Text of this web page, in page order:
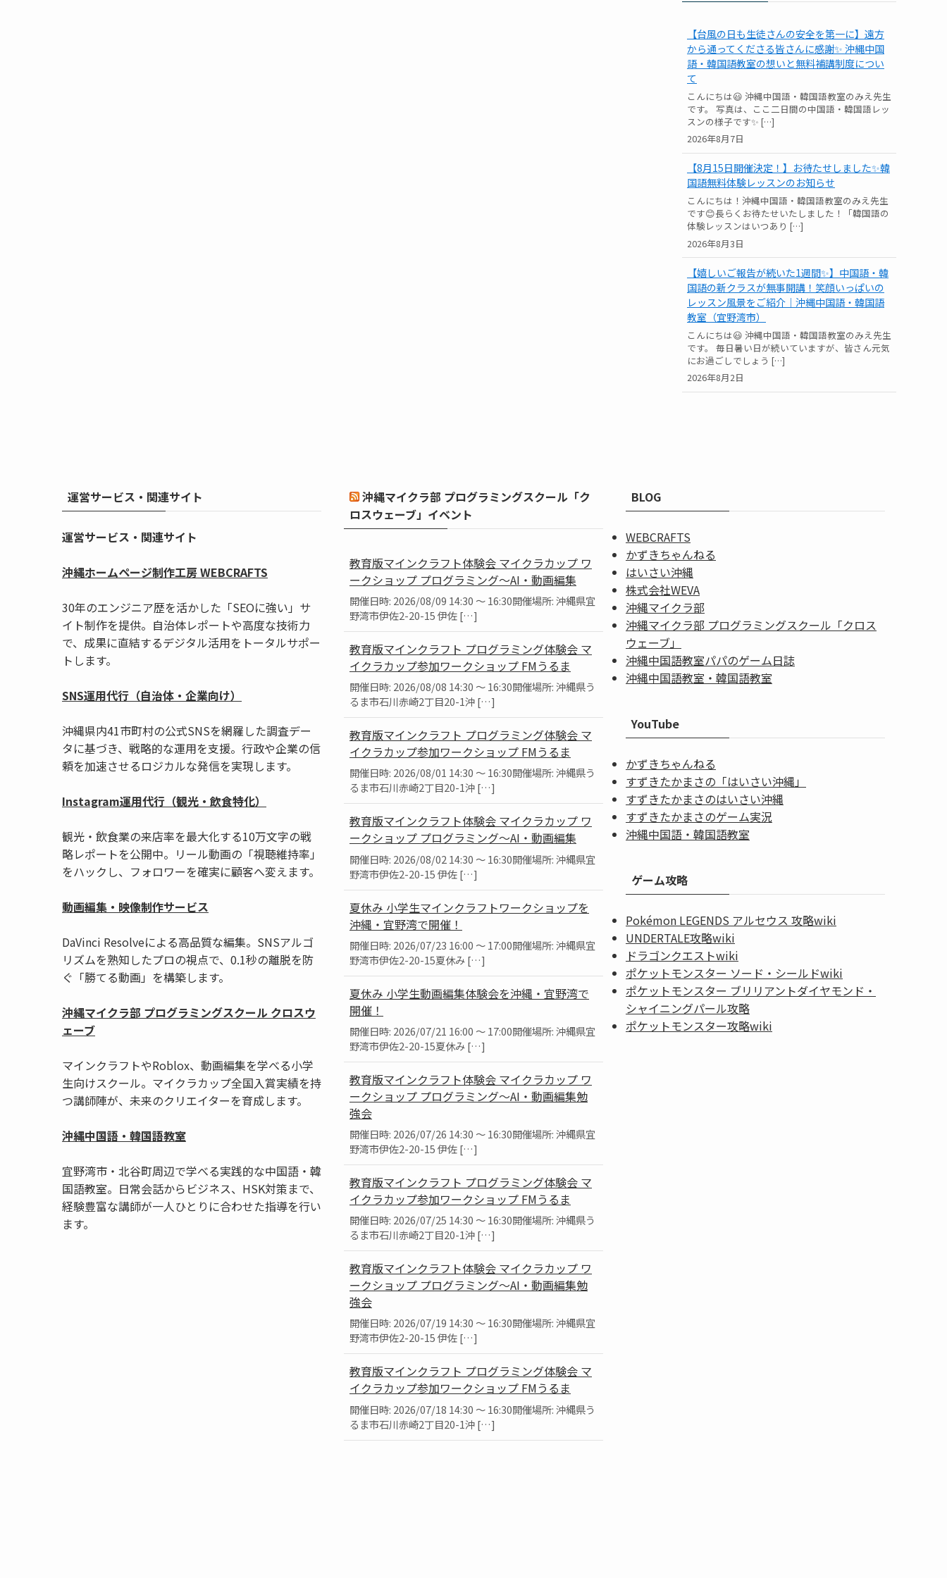
【台風の日も生徒さんの安全を第一に】遠方
から通ってくださる皆さんに感謝✨ 沖縄中国
語・韓国語教室の想いと無料補講制度につい
て
2026年8月7日
こんにちは😃 沖縄中国語・韓国語教室のみえ先生
です。 写真は、ここ二日間の中国語・韓国語レッ
スンの様子です✨ […]
【8月15日開催決定！】お待たせしました✨韓
国語無料体験レッスンのお知らせ
2026年8月3日
こんにちは！沖縄中国語・韓国語教室のみえ先生
です😊長らくお待たせいたしました！「韓国語の
体験レッスンはいつあり […]
【嬉しいご報告が続いた1週間✨】中国語・韓
国語の新クラスが無事開講！笑顔いっぱいの
レッスン風景をご紹介｜沖縄中国語・韓国語
教室（宜野湾市）
2026年8月2日
こんにちは😃 沖縄中国語・韓国語教室のみえ先生
です。 毎日暑い日が続いていますが、皆さん元気
にお過ごしでしょう […]
運営サービス・関連サイト
運営サービス・関連サイト
沖縄ホームページ制作工房 WEBCRAFTS
30年のエンジニア歴を活かした「SEOに強い」サ
イト制作を提供。自治体レポートや高度な技術力
で、成果に直結するデジタル活用をトータルサポー
トします。
SNS運用代行（自治体・企業向け）
沖縄県内41市町村の公式SNSを網羅した調査デー
タに基づき、戦略的な運用を支援。行政や企業の信
頼を加速させるロジカルな発信を実現します。
Instagram運用代行（観光・飲食特化）
観光・飲食業の来店率を最大化する10万文字の戦
略レポートを公開中。リール動画の「視聴維持率」
をハックし、フォロワーを確実に顧客へ変えます。
動画編集・映像制作サービス
DaVinci Resolveによる高品質な編集。SNSアルゴ
リズムを熟知したプロの視点で、0.1秒の離脱を防
ぐ「勝てる動画」を構築します。
沖縄マイクラ部 プログラミングスクール クロスウ
ェーブ
マインクラフトやRoblox、動画編集を学べる小学
生向けスクール。マイクラカップ全国入賞実績を持
つ講師陣が、未来のクリエイターを育成します。
沖縄中国語・韓国語教室
宜野湾市・北谷町周辺で学べる実践的な中国語・韓
国語教室。日常会話からビジネス、HSK対策まで、
経験豊富な講師が一人ひとりに合わせた指導を行い
ます。
沖縄マイクラ部 プログラミングスクール「ク
ロスウェーブ」イベント
教育版マインクラフト体験会 マイクラカップ ワ
ークショップ プログラミング～AI・動画編集
開催日時: 2026/08/09 14:30 ～ 16:30開催場所: 沖縄県宜
野湾市伊佐2-20-15 伊佐 […]
教育版マインクラフト プログラミング体験会 マ
イクラカップ参加ワークショップ FMうるま
開催日時: 2026/08/08 14:30 ～ 16:30開催場所: 沖縄県う
るま市石川赤崎2丁目20-1沖 […]
教育版マインクラフト プログラミング体験会 マ
イクラカップ参加ワークショップ FMうるま
開催日時: 2026/08/01 14:30 ～ 16:30開催場所: 沖縄県う
るま市石川赤崎2丁目20-1沖 […]
教育版マインクラフト体験会 マイクラカップ ワ
ークショップ プログラミング～AI・動画編集
開催日時: 2026/08/02 14:30 ～ 16:30開催場所: 沖縄県宜
野湾市伊佐2-20-15 伊佐 […]
夏休み 小学生マインクラフトワークショップを
沖縄・宜野湾で開催！
開催日時: 2026/07/23 16:00 ～ 17:00開催場所: 沖縄県宜
野湾市伊佐2-20-15夏休み […]
夏休み 小学生動画編集体験会を沖縄・宜野湾で
開催！
開催日時: 2026/07/21 16:00 ～ 17:00開催場所: 沖縄県宜
野湾市伊佐2-20-15夏休み […]
教育版マインクラフト体験会 マイクラカップ ワ
ークショップ プログラミング～AI・動画編集勉
強会
開催日時: 2026/07/26 14:30 ～ 16:30開催場所: 沖縄県宜
野湾市伊佐2-20-15 伊佐 […]
教育版マインクラフト プログラミング体験会 マ
イクラカップ参加ワークショップ FMうるま
開催日時: 2026/07/25 14:30 ～ 16:30開催場所: 沖縄県う
るま市石川赤崎2丁目20-1沖 […]
教育版マインクラフト体験会 マイクラカップ ワ
ークショップ プログラミング～AI・動画編集勉
強会
開催日時: 2026/07/19 14:30 ～ 16:30開催場所: 沖縄県宜
野湾市伊佐2-20-15 伊佐 […]
教育版マインクラフト プログラミング体験会 マ
イクラカップ参加ワークショップ FMうるま
開催日時: 2026/07/18 14:30 ～ 16:30開催場所: 沖縄県う
るま市石川赤崎2丁目20-1沖 […]
BLOG
WEBCRAFTS
かずきちゃんねる
はいさい沖縄
株式会社WEVA
沖縄マイクラ部
沖縄マイクラ部 プログラミングスクール「クロス
ウェーブ」
沖縄中国語教室パパのゲーム日誌
沖縄中国語教室・韓国語教室
YouTube
かずきちゃんねる
すずきたかまさの「はいさい沖縄」
すずきたかまさのはいさい沖縄
すずきたかまさのゲーム実況
沖縄中国語・韓国語教室
ゲーム攻略
Pokémon LEGENDS アルセウス 攻略wiki
UNDERTALE攻略wiki
ドラゴンクエストwiki
ポケットモンスター ソード・シールドwiki
ポケットモンスター ブリリアントダイヤモンド・
シャイニングパール攻略
ポケットモンスター攻略wiki